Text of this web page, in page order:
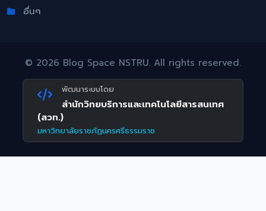
อื่นๆ
© 2026 Blog Space NSTRU. All rights reserved.
พัฒนาระบบโดย
สำนักวิทยบริการและเทคโนโลยีสารสนเทศ
(สวท.)
มหาวิทยาลัยราชภัฏนครศรีธรรมราช